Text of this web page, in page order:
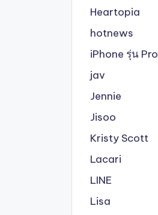
Heartopia
hotnews
iPhone รุ่น Pro
jav
Jennie
Jisoo
Kristy Scott
Lacari
LINE
Lisa